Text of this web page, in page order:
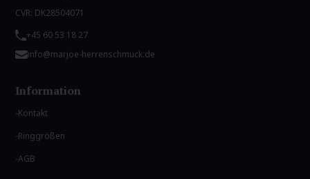
CVR: DK28504071
+45 60 53 18 27
info@marjoe-herrenschmuck.de
Information
Kontakt
Ringgrößen
AGB